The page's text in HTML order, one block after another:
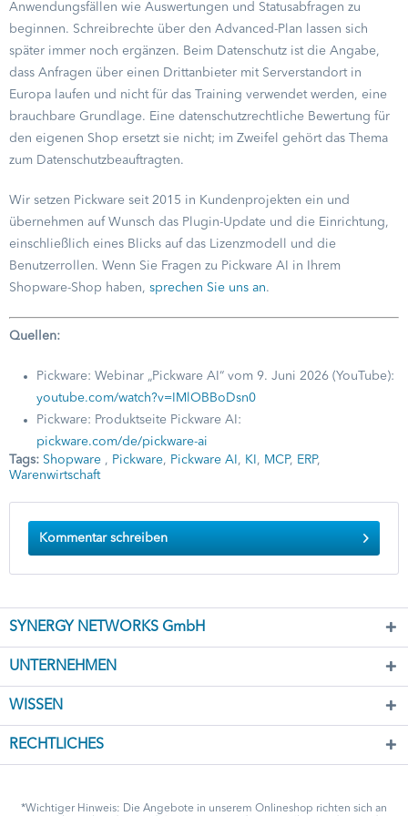
Anwendungsfällen wie Auswertungen und Statusabfragen zu
beginnen. Schreibrechte über den Advanced-Plan lassen sich
später immer noch ergänzen. Beim Datenschutz ist die Angabe,
dass Anfragen über einen Drittanbieter mit Serverstandort in
Europa laufen und nicht für das Training verwendet werden, eine
brauchbare Grundlage. Eine datenschutzrechtliche Bewertung für
den eigenen Shop ersetzt sie nicht; im Zweifel gehört das Thema
zum Datenschutzbeauftragten.
Wir setzen Pickware seit 2015 in Kundenprojekten ein und
übernehmen auf Wunsch das Plugin-Update und die Einrichtung,
einschließlich eines Blicks auf das Lizenzmodell und die
Benutzerrollen. Wenn Sie Fragen zu Pickware AI in Ihrem
Shopware-Shop haben, sprechen Sie uns an.
Quellen:
Pickware: Webinar „Pickware AI“ vom 9. Juni 2026 (YouTube):
youtube.com/watch?v=IMlOBBoDsn0
Pickware: Produktseite Pickware AI:
pickware.com/de/pickware-ai
Tags: Shopware , Pickware, Pickware AI , KI , MCP, ERP,
Warenwirtschaft
Kommentar schreiben
SYNERGY NETWORKS GmbH
UNTERNEHMEN
WISSEN
RECHTLICHES
*Wichtiger Hinweis: Die Angebote in unserem Onlineshop richten sich an